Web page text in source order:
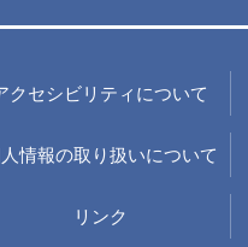
クセシビリティについて
情報の取り扱いについて
リンク